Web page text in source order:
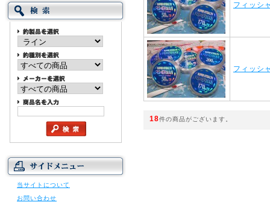
当サイトについて
お問い合わせ
フィッシ
フィッシ
18件の商品がございます。